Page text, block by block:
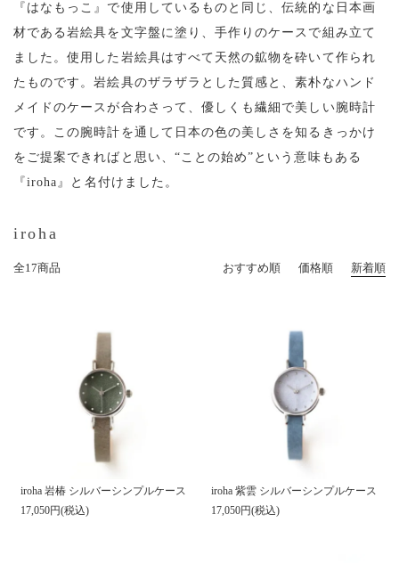
『はなもっこ』で使用しているものと同じ、伝統的な日本画
材である岩絵具を文字盤に塗り、 手作りのケースで組み立て
ました。使用した岩絵具はすべて天然の鉱物を砕いて作られ
たものです。岩絵具のザラザラとした質感と、素朴なハンド
メイドのケースが合わさって、優しくも繊細で美しい腕時計
です。 この腕時計を通して日本の色の美しさを知るきっかけ
をご提案できればと思い、 “ことの始め”という意味もある
『iroha』と名付けました。
iroha
全17商品 おすすめ順 価格順 新着順
iroha 岩椿 シルバーシンプルケース
17,050円(税込)
iroha 紫雲 シルバーシンプルケース
17,050円(税込)